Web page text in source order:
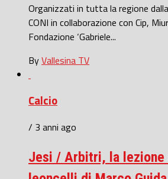
Organizzati in tutta la regione
CONI in collaborazione con Cip,
Fondazione ‘Gabriele...
ByVallesina TV
Calcio
/ 3 anni ago
Jesi / Arbitri, la lezione